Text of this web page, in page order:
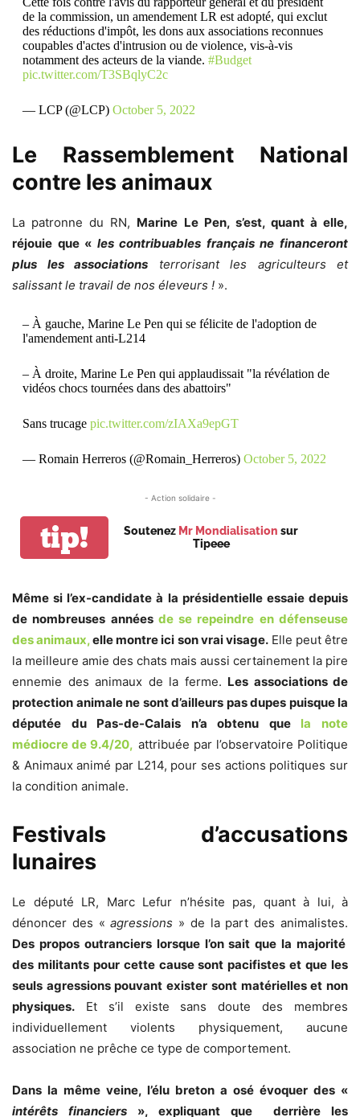
de la commission, un amendement LR est adopté, qui exclut
des réductions d'impôt, les dons aux associations reconnues
coupables d'actes d'intrusion ou de violence, vis-à-vis
notamment des acteurs de la viande. #Budget
pic.twitter.com/T3SBqlyC2c
— LCP (@LCP) October 5, 2022
Le Rassemblement National
contre les animaux
La patronne du RN, Marine Le Pen, s’est, quant à elle,
réjouie que « les contribuables français ne financeront
plus les associations terrorisant les agriculteurs et
salissant le travail de nos éleveurs ! ».
– À gauche, Marine Le Pen qui se félicite de l'adoption de
l'amendement anti-L214
– À droite, Marine Le Pen qui applaudissait "la révélation de
vidéos chocs tournées dans des abattoirs"
Sans trucage pic.twitter.com/zIAXa9epGT
— Romain Herreros (@Romain_Herreros) October 5, 2022
- Action solidaire -
tip! Soutenez Mr Mondialisation sur
Tipeee
Même si l’ex-candidate à la présidentielle essaie depuis
de nombreuses années de se repeindre en défenseuse
des animaux,elle montre ici son vrai visage.Elle peut être
la meilleure amie des chats mais aussi certainement la pire
ennemie des animaux de la ferme. Les associations de
protection animale ne sont d’ailleurs pas dupes puisque la
députée du Pas-de-Calais n’a obtenu que la note
médiocre de 9.4/20, attribuée par l’observatoire Politique
& Animaux animé par L214, pour ses actions politiques sur
la condition animale.
Festivals d’accusations
lunaires
Le député LR, Marc Lefur n’hésite pas, quant à lui, à
dénoncer des «agressions » de la part des animalistes.
Des propos outranciers lorsque l’on sait que la majorité
des militants pour cette cause sont pacifistes et que les
seuls agressions pouvant exister sont matérielles et non
physiques. Et s’il existe sans doute des membres
individuellement violents physiquement, aucune
association ne prêche ce type de comportement.
Dans la même veine, l’élu breton a osé évoquer des «
intérêts financiers », expliquant que derrière les